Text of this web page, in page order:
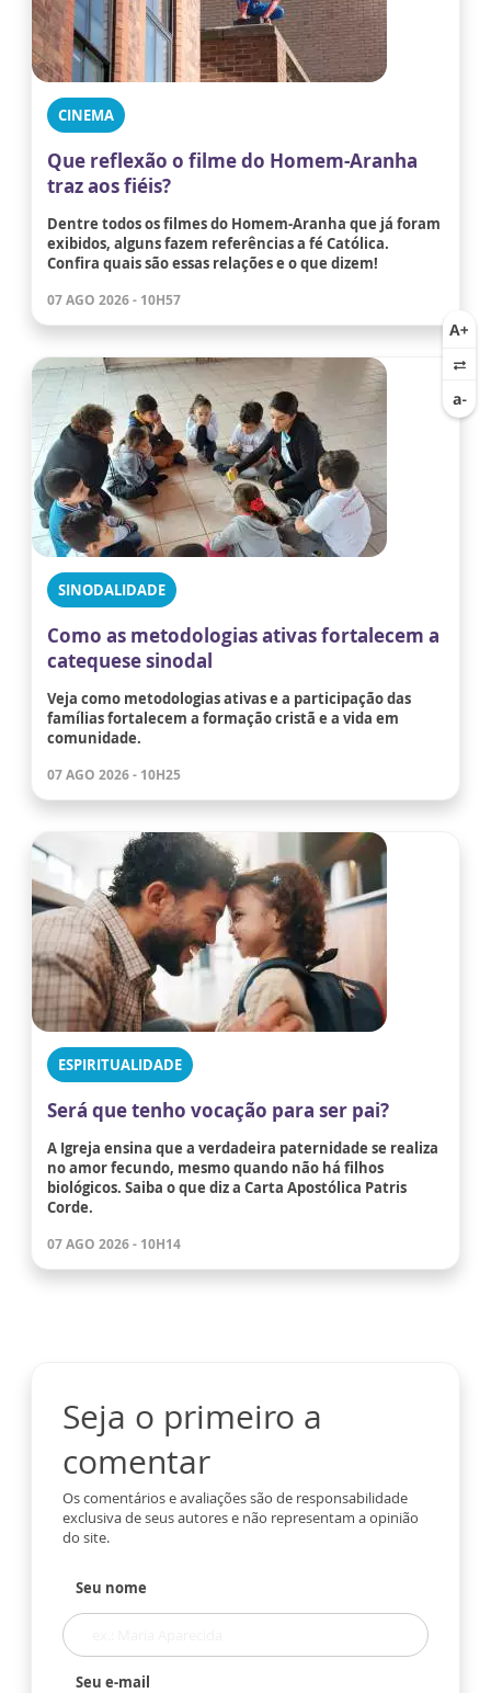
CINEMA
Que reflexão o filme do Homem-Aranha
traz aos fiéis?
Dentre todos os filmes do Homem-Aranha que já foram
exibidos, alguns fazem referências a fé Católica.
Confira quais são essas relações e o que dizem!
07 AGO 2026 - 10H57
SINODALIDADE
Como as metodologias ativas fortalecem a
catequese sinodal
Veja como metodologias ativas e a participação das
famílias fortalecem a formação cristã e a vida em
comunidade.
07 AGO 2026 - 10H25
ESPIRITUALIDADE
Será que tenho vocação para ser pai?
A Igreja ensina que a verdadeira paternidade se realiza
no amor fecundo, mesmo quando não há filhos
biológicos. Saiba o que diz a Carta Apostólica Patris
Corde.
07 AGO 2026 - 10H14
Seja o primeiro a
comentar
Os comentários e avaliações são de responsabilidade
exclusiva de seus autores e não representam a opinião
do site.
Seu nome
Seu e-mail